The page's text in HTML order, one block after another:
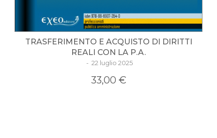
TRASFERIMENTO E ACQUISTO DI DIRITTI
REALI CON LA P.A.
- 22 luglio 2025
33,00 €